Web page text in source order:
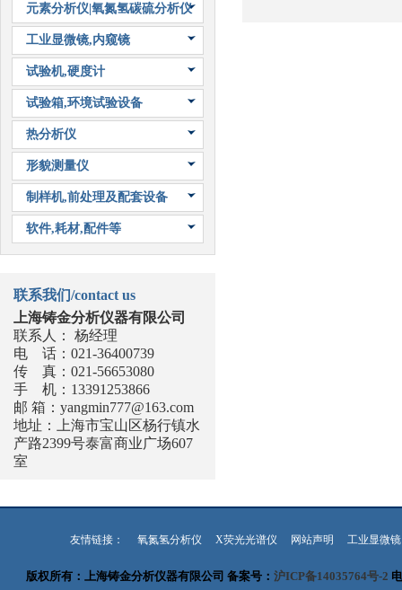
元素分析仪|氧氮氢碳硫分析仪
工业显微镜,内窥镜
试验机,硬度计
试验箱,环境试验设备
热分析仪
形貌测量仪
制样机,前处理及配套设备
软件,耗材,配件等
联系我们/contact us
上海铸金分析仪器有限公司
联系人： 杨经理
电 话：021-36400739
传 真：021-56653080
手 机：13391253866
邮 箱： yangmin777@163.com
地址：上海市宝山区杨行镇水
产路2399号泰富商业广场607
室
友情链接： 氧氮氢分析仪 X荧光光谱仪 网站声明 工业显微镜
版权所有：上海铸金分析仪器有限公司 备案号： 沪ICP备14035764号-2